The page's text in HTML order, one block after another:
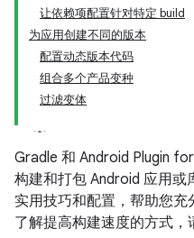
让依赖项配置针对特定 build
为应用创建不同的版本
配置动态版本代码
组合多个产品变种
过滤变体
Gradle 和 Android Plugin
构建和打包 Android 应用
实用技巧和配置，帮助您充
了解提高构建速度的方式，